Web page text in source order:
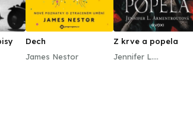
Dech
James Nestor
Z krve a popela
Jennifer L.